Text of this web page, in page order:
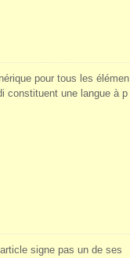
pour tous les élémen
constituent une langue à p
signe pas un de ses